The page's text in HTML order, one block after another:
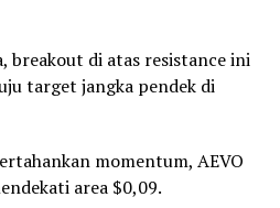
breakout di atas resistance ini
target jangka pendek di
momentum, AEVO
area $0,09.